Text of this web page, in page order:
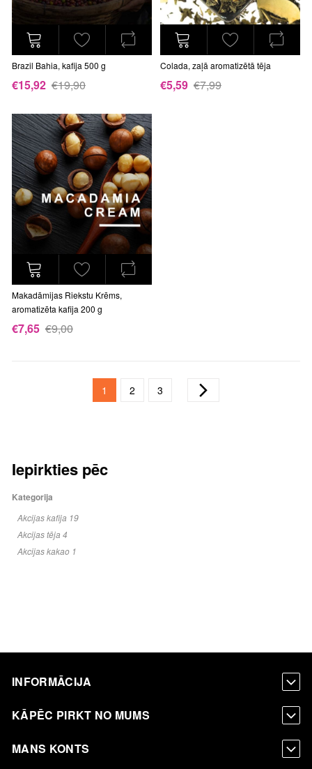
Iepirkties pēc
Kategorija
Akcijas kafija 19
Akcijas tēja 4
Akcijas kakao 1
Brazil Bahia, kafija 500 g
€15,92 €19,90
Colada, zaļā aromatizētā tēja
€5,59 €7,99
Makadāmijas Riekstu Krēms,
aromatizēta kafija 200 g
€7,65 €9,00
LapaYou're currently reading page
1 Lapa
2 Lapa
3
INFORMĀCIJA
KĀPĒC PIRKT NO MUMS
MANS KONTS